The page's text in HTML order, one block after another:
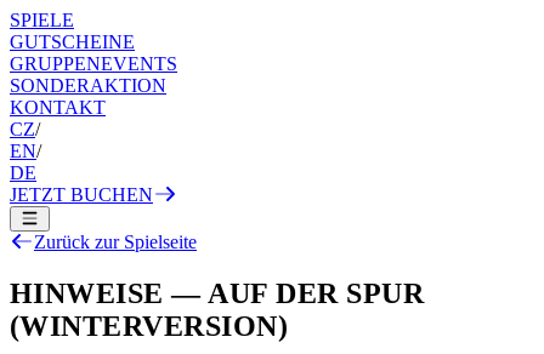
SPIELE
GUTSCHEINE
GRUPPENEVENTS
SONDERAKTION
KONTAKT
CZ/
EN/
DE
JETZT BUCHEN
Zurück zur Spielseite
HINWEISE — AUF DER SPUR
(WINTERVERSION)